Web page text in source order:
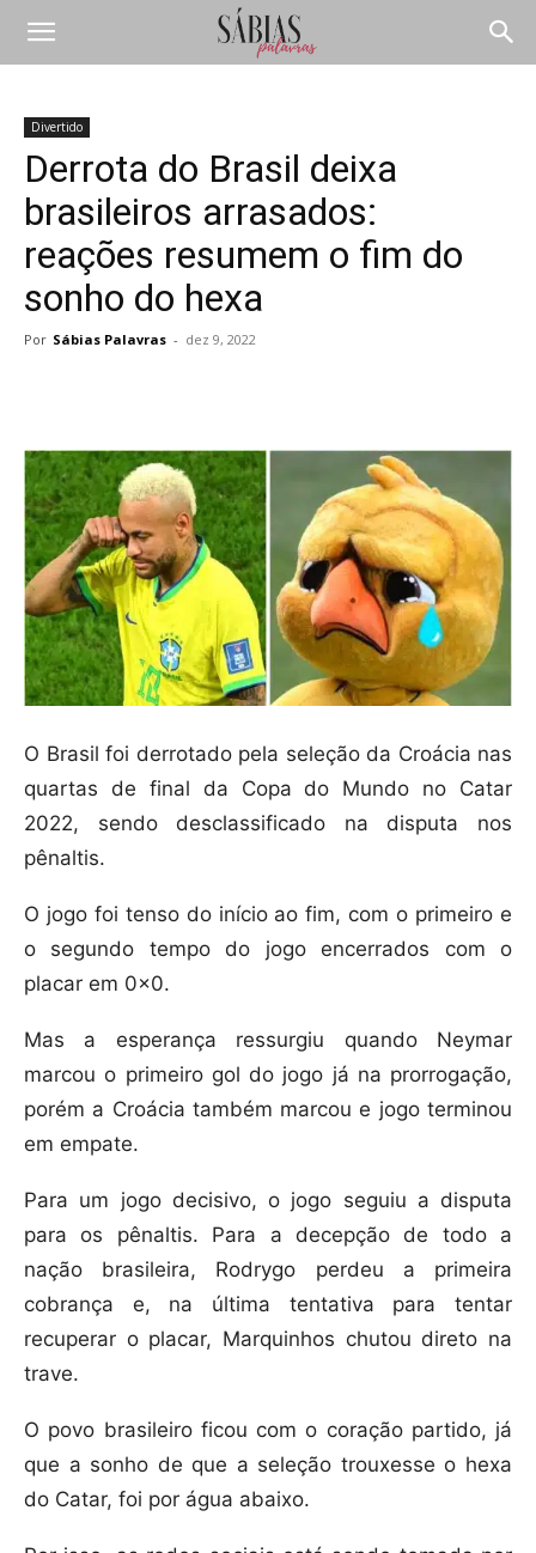
Divertido
Derrota do Brasil deixa
brasileiros arrasados:
reações resumem o fim do
sonho do hexa
Por Sábias Palavras - dez 9, 2022
O Brasil foi derrotado pela seleção da Croácia nas
quartas de final da Copa do Mundo no Catar
2022, sendo desclassificado na disputa nos
pênaltis.
O jogo foi tenso do início ao fim, com o primeiro e
o segundo tempo do jogo encerrados com o
placar em 0x0.
Mas a esperança ressurgiu quando Neymar
marcou o primeiro gol do jogo já na prorrogação,
porém a Croácia também marcou e jogo terminou
em empate.
Para um jogo decisivo, o jogo seguiu a disputa
para os pênaltis. Para a decepção de todo a
nação brasileira, Rodrygo perdeu a primeira
cobrança e, na última tentativa para tentar
recuperar o placar, Marquinhos chutou direto na
trave.
O povo brasileiro ficou com o coração partido, já
que a sonho de que a seleção trouxesse o hexa
do Catar, foi por água abaixo.